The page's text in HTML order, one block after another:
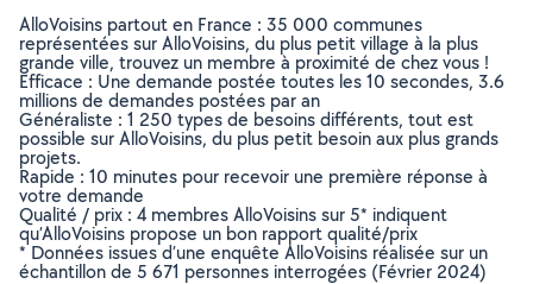
AlloVoisins partout en France : 35 000 communes
représentées sur AlloVoisins, du plus petit village à la plus
grande ville, trouvez un membre à proximité de chez vous !
Efficace : Une demande postée toutes les 10 secondes, 3.6
millions de demandes postées par an
Généraliste : 1 250 types de besoins différents, tout est
possible sur AlloVoisins, du plus petit besoin aux plus grands
projets.
Rapide : 10 minutes pour recevoir une première réponse à
votre demande
Qualité / prix : 4 membres AlloVoisins sur 5* indiquent
qu’AlloVoisins propose un bon rapport qualité/prix
* Données issues d’une enquête AlloVoisins réalisée sur un
échantillon de 5 671 personnes interrogées (Février 2024)